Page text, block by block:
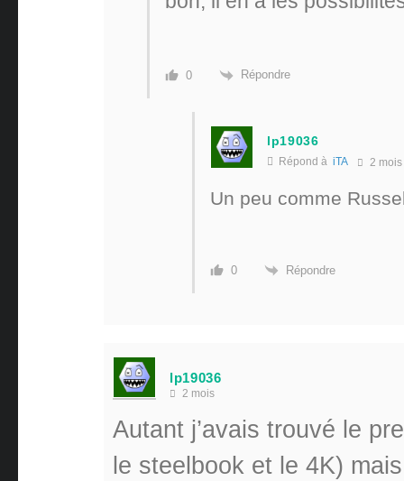
0 Répondre
lp19036
Répond à iTA 2 mois
Un peu comme
0 Répondre
lp19036
2 mois
Autant j’avais trouvé le
le steelbook et le 4K)